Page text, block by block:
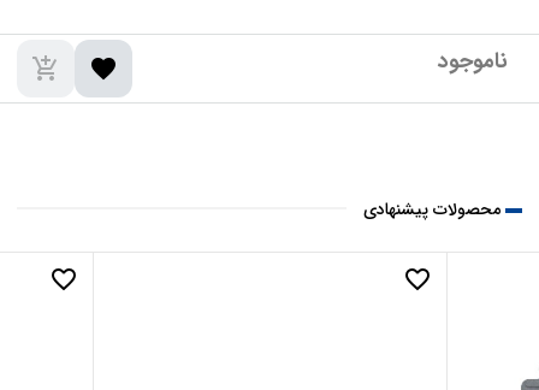
add_shopping_cart favorite
محصولات پیشنهادی
favorite_border
favorite_border